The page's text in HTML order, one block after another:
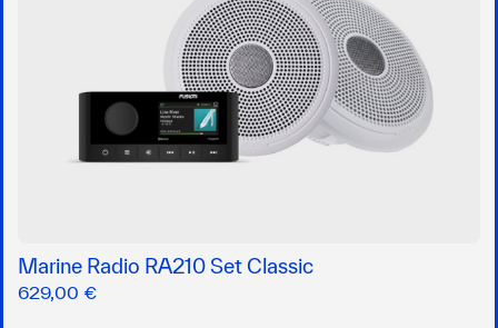
Marine Radio RA210 Set Classic
629,00 €